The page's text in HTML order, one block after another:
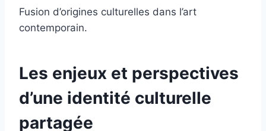
Fusion d’origines culturelles dans l’art
contemporain.
Les enjeux et perspectives
d’une identité culturelle
partagée